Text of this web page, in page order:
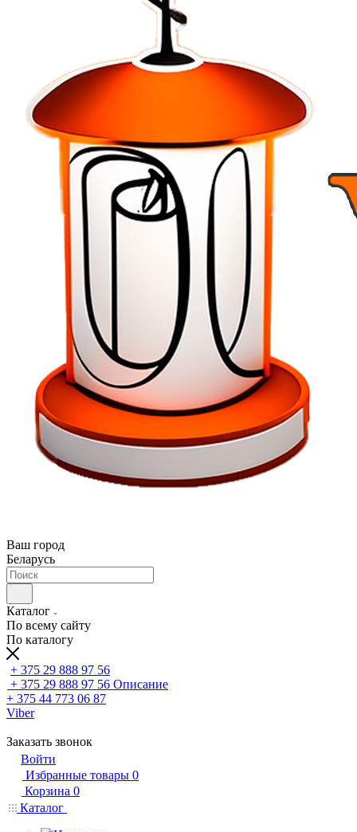
Ваш город
Беларусь
Каталог
По всему сайту
По каталогу
+ 375 29 888 97 56
+ 375 29 888 97 56 Описание
+ 375 44 773 06 87
Viber
Заказать звонок
Войти
Избранные товары 0
Корзина 0
Каталог